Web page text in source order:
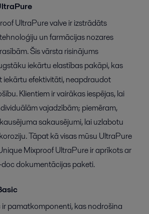
UltraPure valve ir izstrādāts
un farmācijas nozares
Šis vārsta risinājums
iekārtu elastības pakāpi, kas
iekārtu efektivitāti, neapdraudot
Klientiem ir vairākas iespējas, lai
vajadzībām; piemēram,
sakausējumi, lai uzlabotu
Tāpat kā visas mūsu UltraPure
Mixproof UltraPure ir aprīkots ar
dokumentācijas paketi.
ir pamatkomponenti, kas nodrošina